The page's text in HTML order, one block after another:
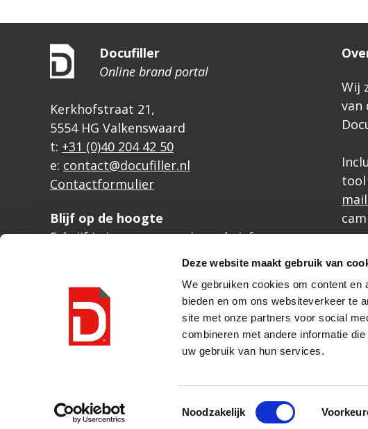
Deze website maakt gebruik van
We gebruiken cookies om content
bieden en om ons websiteverkeer te
site met onze partners voor social
combineren met andere informatie
uw gebruik van hun services.
Toestemmingsselectie
Noodzakelijk
Docufiller
Online brand portal
Kerkhofstraat 21,
5554 HG Valkenswaard
t: +31 (0)40 204 42 50
e: contact@docufiller.nl
Contactformulier
Blijf op de hoogte
Schrijf je in voor onze nieuwsbrief
Wij
van